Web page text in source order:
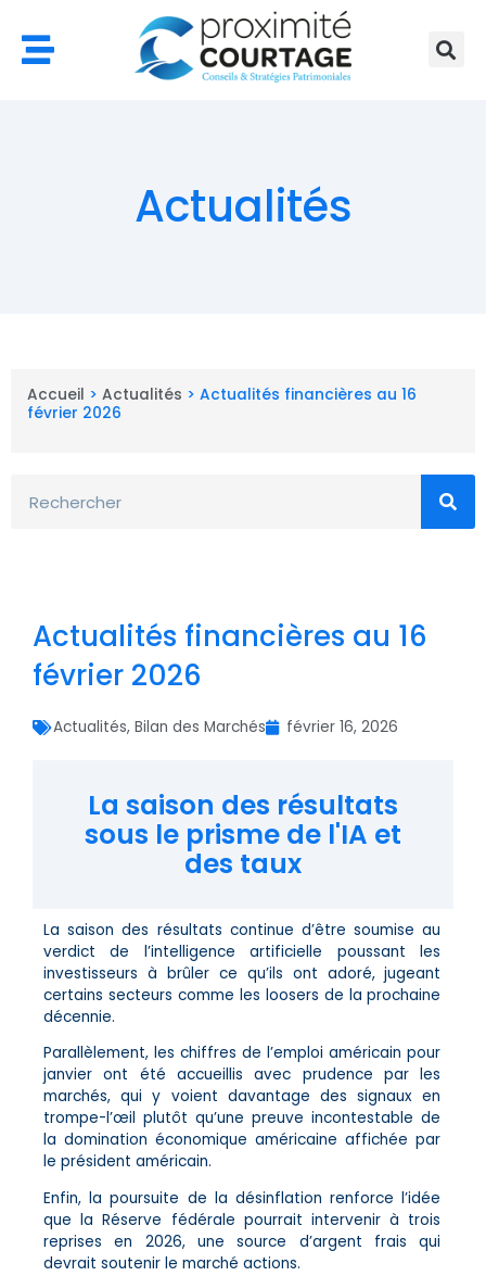
contenu
Actualités
Accueil > Actualités > Actualités financières au 16
février 2026
Actualités financières au 16
février 2026
Actualités, Bilan des Marchés février 16, 2026
La saison des résultats
sous le prisme de l'IA et
des taux
La saison des résultats continue d’être soumise au
verdict de l’intelligence artificielle poussant les
investisseurs à brûler ce qu’ils ont adoré, jugeant
certains secteurs comme les loosers de la prochaine
décennie.
Parallèlement, les chiffres de l’emploi américain pour
janvier ont été accueillis avec prudence par les
marchés, qui y voient davantage des signaux en
trompe-l’œil plutôt qu’une preuve incontestable de
la domination économique américaine affichée par
le président américain.
Enfin, la poursuite de la désinflation renforce l’idée
que la Réserve fédérale pourrait intervenir à trois
reprises en 2026, une source d’argent frais qui
devrait soutenir le marché actions.